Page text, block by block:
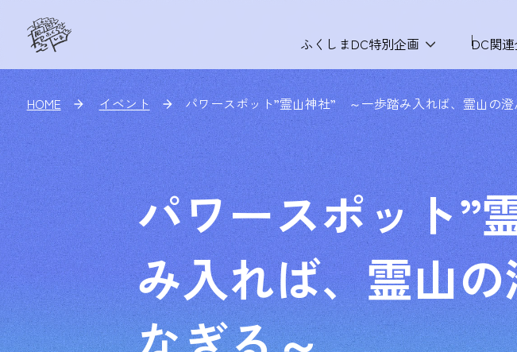
ふくしまDC特別企画 DC関
HOME イベント パワースポット”霊山神社” ～一歩踏み入れば、霊山の澄
パワースポット
み入れば、霊山